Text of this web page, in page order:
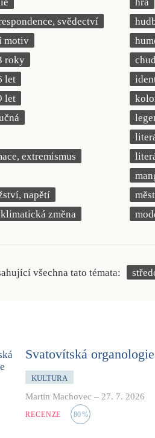
svědectví
motiv
roky
let
let
extremismus
napětí
změna
všechna tato témata:
Svatovítská organologie
KULTURA
Martin Machovec – 27. 7. 2026
RECENZE 80%